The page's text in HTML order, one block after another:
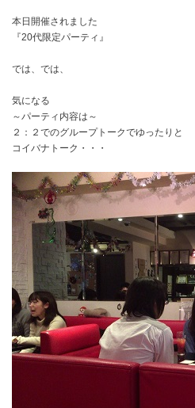
本日開催されました
『20代限定パーティ』
では、では、
気になる
～パーティ内容は～
２：２でのグループトークでゆったりと
コイバナトーク・・・